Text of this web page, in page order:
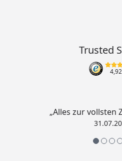
Trusted
4,92
„Alles zur vollsten